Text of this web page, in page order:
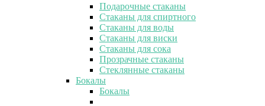
Подарочные стаканы
Стаканы для спиртного
Стаканы для воды
Стаканы для виски
Стаканы для сока
Прозрачные стаканы
Стеклянные стаканы
Бокалы
Бокалы